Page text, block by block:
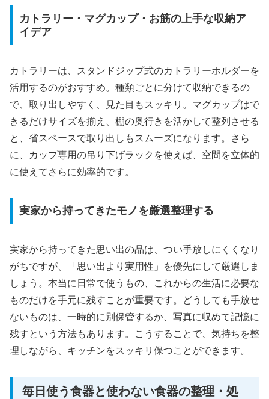
カトラリー・マグカップ・お筋の上手な収納ア
イデア
カトラリーは、スタンドジップ式のカトラリーホルダーを
活用するのがおすすめ。種類ごとに分けて収納できるの
で、取り出しやすく、見た目もスッキリ。マグカップはで
きるだけサイズを揃え、棚の奥行きを活かして整列させる
と、省スペースで取り出しもスムーズになります。さら
に、カップ専用の吊り下げラックを使えば、空間を立体的
に使えてさらに効率的です。
実家から持ってきたモノを厳選整理する
実家から持ってきた思い出の品は、つい手放しにくくなり
がちですが、「思い出より実用性」を優先にして厳選しま
しょう。本当に日常で使うもの、これからの生活に必要な
ものだけを手元に残すことが重要です。どうしても手放せ
ないものは、一時的に別保管するか、写真に収めて記憶に
残すという方法もあります。こうすることで、気持ちを整
理しながら、キッチンをスッキリ保つことができます。
毎日使う食器と使わない食器の整理・処